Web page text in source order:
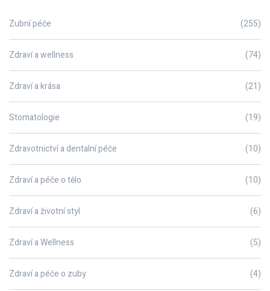
Zubní péče (255)
Zdraví a wellness (74)
Zdraví a krása (21)
Stomatologie (19)
Zdravotnictví a dentalní péče (10)
Zdraví a péče o tělo (10)
Zdraví a životní styl (6)
Zdraví a Wellness (5)
Zdraví a péče o zuby (4)